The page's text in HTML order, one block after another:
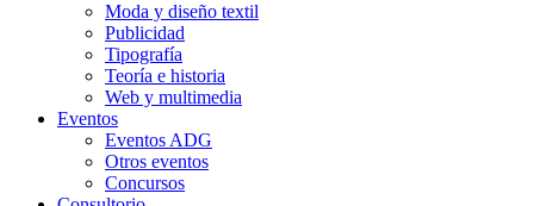
Moda y diseño textil
Publicidad
Tipografía
Teoría e historia
Web y multimedia
Eventos
Eventos ADG
Otros eventos
Concursos